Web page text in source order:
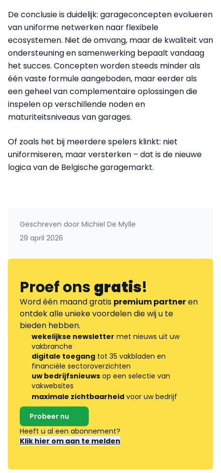
De conclusie is duidelijk: garageconcepten evolueren
van uniforme netwerken naar flexibele
ecosystemen. Niet de omvang, maar de kwaliteit van
ondersteuning en samenwerking bepaalt vandaag
het succes. Concepten worden steeds minder als
één vaste formule aangeboden, maar eerder als
een geheel van complementaire oplossingen die
inspelen op verschillende noden en
maturiteitsniveaus van garages.
Of zoals het bij meerdere spelers klinkt: niet
uniformiseren, maar versterken – dat is de nieuwe
logica van de Belgische garagemarkt.
Geschreven door Michiel De Mylle
29 april 2026
Proef onsgratis!
Word één maand gratis premium partneren
ontdek alle unieke voordelen die wij u te
bieden hebben.
wekelijkse newsletter met nieuws uit uw
vakbranche
digitale toegang tot 35 vakbladen en
financiële sectoroverzichten
uw bedrijfsnieuws op een selectie van
vakwebsites
maximale zichtbaarheid voor uw bedrijf
Probeer nu
Heeft u al een abonnement?
Klik hier om aan te melden